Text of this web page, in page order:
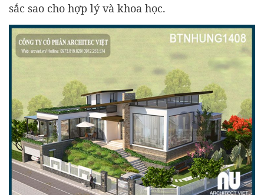
sắc sao cho hợp lý và khoa học.